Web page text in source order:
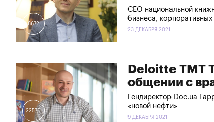
8672
CEO национальной
бизнеса,
23 ДЕКАБРЯ 2021
22570
Deloitte TMT
общении с
Гендиректор Doc.ua
«новой нефти»
9 ДЕКАБРЯ 2021